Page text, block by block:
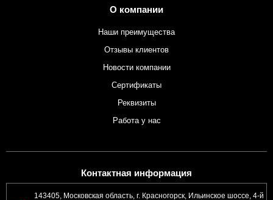
О компании
Наши преимущества
Отзывы клиентов
Новости компании
Сертификаты
Реквизиты
Работа у нас
Контактная информация
143405, Московская область, г. Красногорск, Ильинское шоссе, 4-й